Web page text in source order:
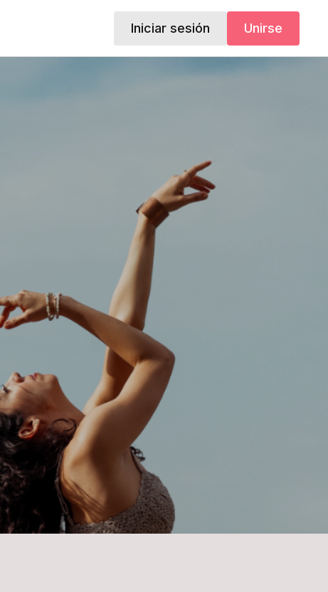
Iniciar sesión Unirse